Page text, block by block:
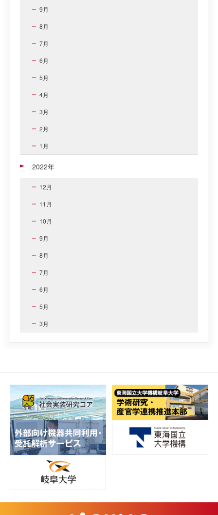
9月
8月
7月
6月
5月
4月
3月
2月
1月
2022年
12月
11月
10月
9月
8月
7月
6月
5月
3月